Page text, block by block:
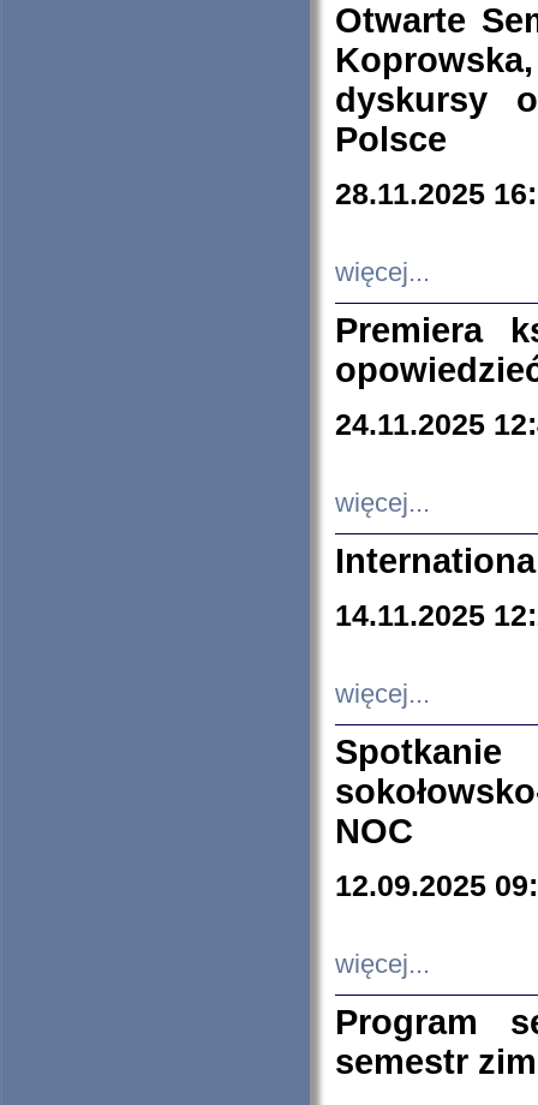
Otwarte
dyskursy
Polsce
28.11.2025
więcej...
Premiera
24.11.2025
więcej...
14.11.2025
więcej...
NOC
12.09.2025
więcej...
Program
semestr